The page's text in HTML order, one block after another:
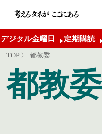
デジタル金曜日 定期購読
TOP 〉 都教委
都教委